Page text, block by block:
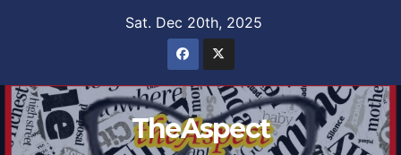
Sat. Dec 20th, 2025
TheAspect